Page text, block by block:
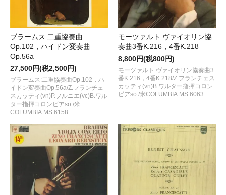
ブラームス:二重協奏曲
Op.102，ハイドン変奏曲
Op.56a
27,500円(税2,500円)
ブラームス:二重協奏曲Op.102，ハ
イドン変奏曲Op.56a/Z.フランチェ
スカッティ(vn)P.フルニエ(vc)B.ワル
ター指揮コロンビアso./米
COLUMBIA:MS 6158
モーツァルト:ヴァイオリン協
奏曲3番K.216，4番K.218
8,800円(税800円)
モーツァルト:ヴァイオリン協奏曲3
番K.216，4番K.218/Z.フランチェス
カッティ(vn)B.ワルター指揮コロン
ビアso./米COLUMBIA:MS 6063